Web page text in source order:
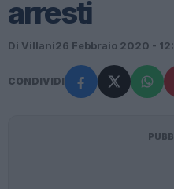
arresti
Di Villani26 Febbraio 2020 -
CONDIVIDI